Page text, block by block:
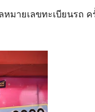
มายเลขทะเบียนรถ